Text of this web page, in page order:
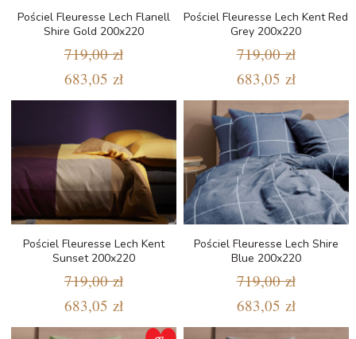
Pościel Fleuresse Lech Flanell
Shire Gold 200x220
719,00 zł
683,05 zł
Pościel Fleuresse Lech Kent Red
Grey 200x220
719,00 zł
683,05 zł
Pościel Fleuresse Lech Kent
Sunset 200x220
719,00 zł
683,05 zł
Pościel Fleuresse Lech Shire
Blue 200x220
719,00 zł
683,05 zł